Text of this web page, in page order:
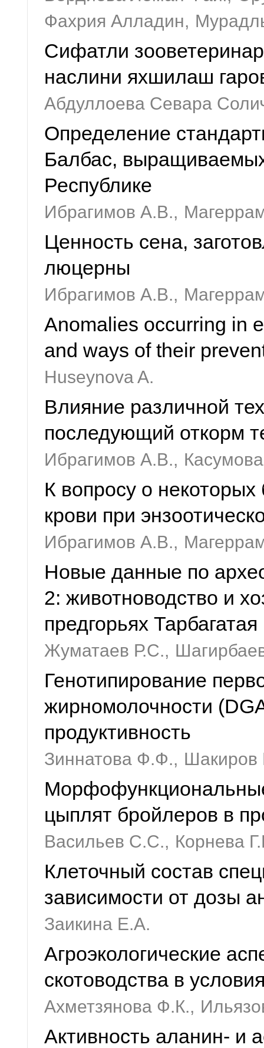
Фахрия Алладин,
Сифатли
наслини яхшилаш
Абдуллоева Севара
Определение
Балбас,
Республике
Ибрагимов А.В.,
Ценность сена,
люцерны
Ибрагимов А.В.,
Anomalies occurring in
and ways of their
Huseynova A.
Влияние различной
последующий откорм
Ибрагимов А.В.,
К вопросу о
крови при
Ибрагимов А.В.,
Новые данные по
2: животноводство и
предгорьях
Жуматаев Р.С.,
Генотипирование
жирномолочности
продуктивность
Зиннатова Ф.Ф.,
цыплят бройлеров в
Васильев С.С., Корнева
Клеточный состав
зависимости от дозы
Заикина Е.А.
Агроэкологические
скотоводства в
Ахметзянова Ф.К.,
Активность аланин- и